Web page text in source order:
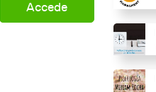
Accede